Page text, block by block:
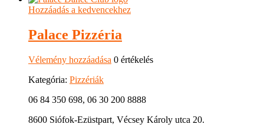
Hozzáadás a kedvencekhez
Palace Pizzéria
Vélemény hozzáadása 0 értékelés
Kategória: Pizzériák
06 84 350 698, 06 30 200 8888
8600 Siófok-Ezüstpart, Vécsey Károly utca 20.